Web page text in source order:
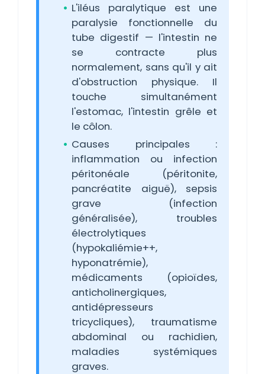
L'iléus paralytique est une
paralysie fonctionnelle du
tube digestif — l'intestin ne
se contracte plus
normalement, sans qu'il y ait
d'obstruction physique. Il
touche simultanément
l'estomac, l'intestin grêle et
le côlon.
Causes principales :
inflammation ou infection
péritonéale (péritonite,
pancréatite aiguë), sepsis
grave (infection
généralisée), troubles
électrolytiques
(hypokaliémie++,
hyponatrémie),
médicaments (opioïdes,
anticholinergiques,
antidépresseurs
tricycliques), traumatisme
abdominal ou rachidien,
maladies systémiques
graves.